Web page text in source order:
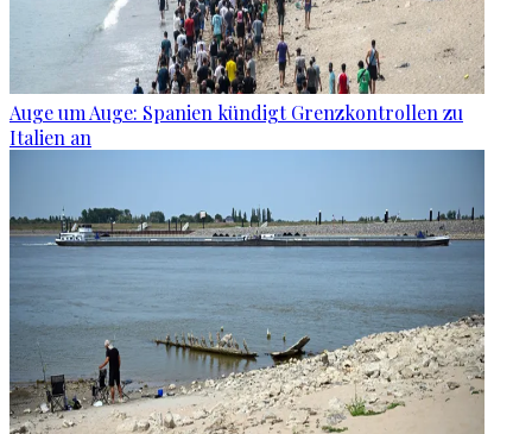
Auge um Auge: Spanien kündigt Grenzkontrollen zu
Italien an